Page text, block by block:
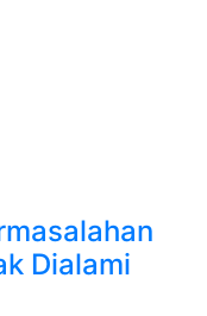
Dialami